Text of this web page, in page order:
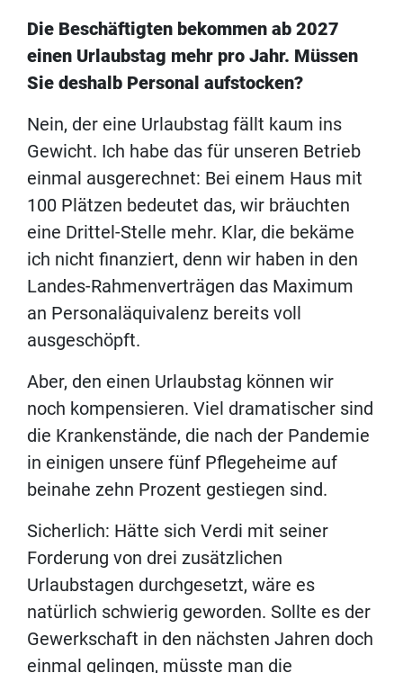
Die Beschäftigten bekommen ab 2027
einen Urlaubstag mehr pro Jahr. Müssen
Sie deshalb Personal aufstocken?
Nein, der eine Urlaubstag fällt kaum ins
Gewicht. Ich habe das für unseren Betrieb
einmal ausgerechnet: Bei einem Haus mit
100 Plätzen bedeutet das, wir bräuchten
eine Drittel-Stelle mehr. Klar, die bekäme
ich nicht finanziert, denn wir haben in den
Landes-Rahmenverträgen das Maximum
an Personaläquivalenz bereits voll
ausgeschöpft.
Aber, den einen Urlaubstag können wir
noch kompensieren. Viel dramatischer sind
die Krankenstände, die nach der Pandemie
in einigen unsere fünf Pflegeheime auf
beinahe zehn Prozent gestiegen sind.
Sicherlich: Hätte sich Verdi mit seiner
Forderung von drei zusätzlichen
Urlaubstagen durchgesetzt, wäre es
natürlich schwierig geworden. Sollte es der
Gewerkschaft in den nächsten Jahren doch
einmal gelingen, müsste man die